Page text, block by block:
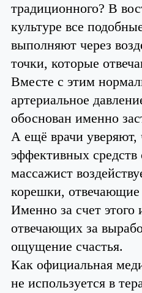
традиционного? В
культуре все
выполняют через
точки, которые
Вместе с этим
артериальное
обоснован именно
А ещё врачи
эффективных
массажист
корешки, отвечающие
Именно за счет этого
отвечающих за
ощущение счастья.
Как официальная
не используется в